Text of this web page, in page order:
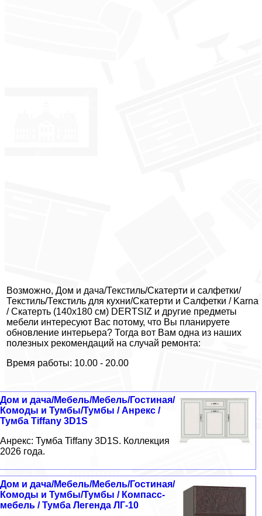
Возможно, Дом и дача/Текстиль/Скатерти и салфетки/
Текстиль/Текстиль для кухни/Скатерти и Салфетки / Karna
/ Скатерть (140х180 см) DERTSIZ и другие предметы
мебели интересуют Вас потому, что Вы планируете
обновление интерьера? Тогда вот Вам одна из наших
полезных рекомендаций на случай ремонта:
Время работы: 10.00 - 20.00
Дом и дача/Мебель/Мебель/Гостиная/
Комоды и Тумбы/Тумбы / Анрекс /
Тумба Tiffany 3D1S
Анрекс: Тумба Tiffany 3D1S. Коллекция
2026 года.
Дом и дача/Мебель/Мебель/Гостиная/
Комоды и Тумбы/Тумбы / Компасс-
мебель / Тумба Легенда ЛГ-10